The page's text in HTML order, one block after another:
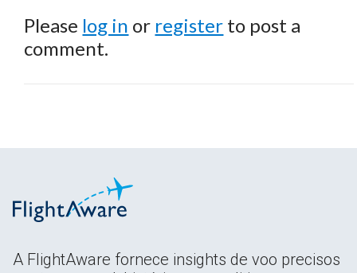
Please log in or register to post a
comment.
A FlightAware fornece insights de voo precisos